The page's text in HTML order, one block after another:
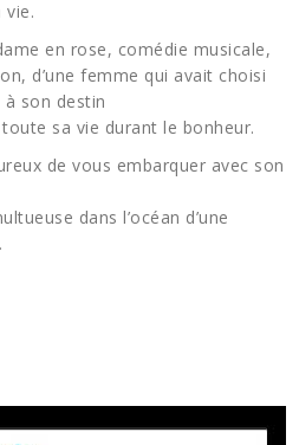
vie.
en rose, comédie musicale,
d’une femme qui avait choisi
son destin
sa vie durant le bonheur.
de vous embarquer avec son
dans l’océan d’une